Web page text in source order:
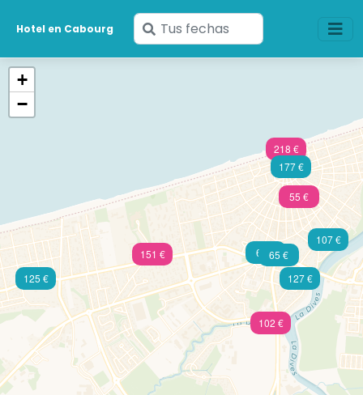
Hotel en Cabourg
Ingresa
tus
218 €
102 €
55 €
151 € 65 €
60 €
125 €
127 €
177 €
107 €
+
−